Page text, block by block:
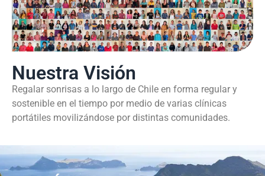
Nuestra Visión
Regalar sonrisas a lo largo de Chile en forma regular y
sostenible en el tiempo por medio de varias clínicas
portátiles movilizándose por distintas comunidades.